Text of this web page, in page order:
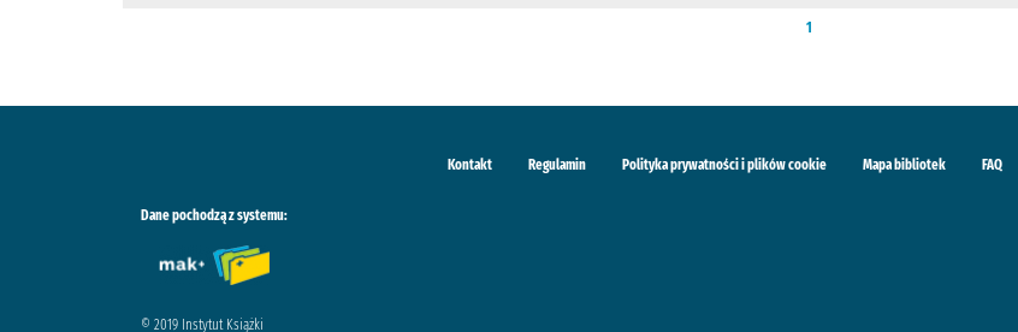
1
Kontakt Regulamin Polityka prywatności i plików cookie Mapa bibliotek FAQ
Dane pochodzą z systemu:
© 2019 Instytut Książki